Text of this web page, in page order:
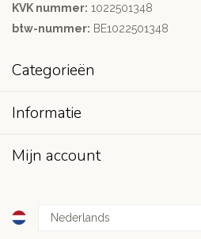
KVK nummer: 1022501348
btw-nummer: BE1022501348
Categorieën
Informatie
Mijn account